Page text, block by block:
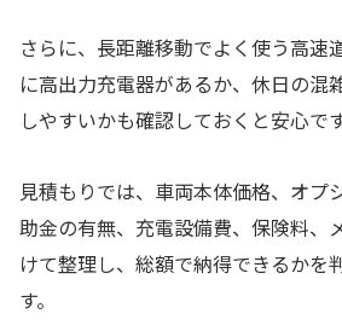
さらに、長距離移動でよく使う高速
に高出力充電器があるか、休日の混
しやすいかも確認しておくと安心です
見積もりでは、車両本体価格、オプ
助金の有無、充電設備費、保険料、
けて整理し、総額で納得できるかを
す。